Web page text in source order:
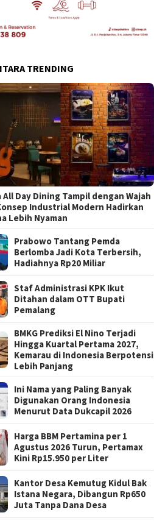
TRENDING
All Day Dining Tampil dengan Wajah
Industrial Modern Hadirkan
Lebih Nyaman
Prabowo Tantang Pemda
Berlomba Jadi Kota Terbersih,
Hadiahnya Rp20 Miliar
Staf Administrasi KPK Ikut
Ditahan dalam OTT Bupati
Pemalang
BMKG Prediksi El Nino Terjadi
Hingga Kuartal Pertama 2027,
Kemarau di Indonesia Berpotensi
Lebih Panjang
Ini Nama yang Paling Banyak
Digunakan Orang Indonesia
Menurut Data Dukcapil 2026
Harga BBM Pertamina per 1
Agustus 2026 Turun, Pertamax
Kini Rp15.950 per Liter
Kantor Desa Kemutug Kidul Bak
Istana Negara, Dibangun Rp650
Juta Tanpa Dana Desa